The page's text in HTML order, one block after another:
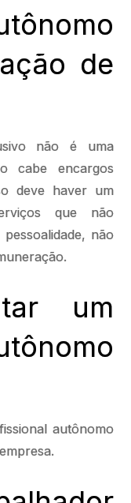
de
não é uma
cabe encargos
deve haver um
que não
não
um
autônomo